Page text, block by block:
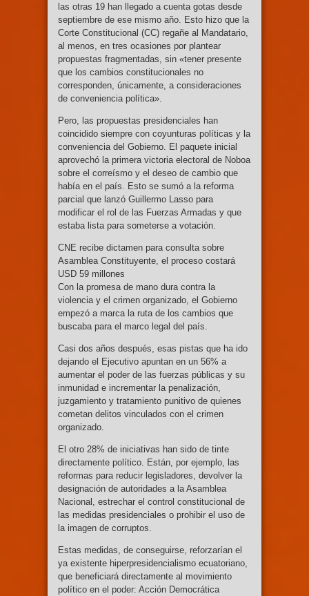
las otras 19 han llegado a cuenta gotas desde
septiembre de ese mismo año. Esto hizo que la
Corte Constitucional (CC) regañe al Mandatario,
al menos, en tres ocasiones por plantear
propuestas fragmentadas, sin «tener presente
que los cambios constitucionales no
corresponden, únicamente, a consideraciones
de conveniencia política».
Pero, las propuestas presidenciales han
coincidido siempre con coyunturas políticas y la
conveniencia del Gobierno. El paquete inicial
aprovechó la primera victoria electoral de Noboa
sobre el correísmo y el deseo de cambio que
había en el país. Esto se sumó a la reforma
parcial que lanzó Guillermo Lasso para
modificar el rol de las Fuerzas Armadas y que
estaba lista para someterse a votación.
CNE recibe dictamen para consulta sobre
Asamblea Constituyente, el proceso costará
USD 59 millones
Con la promesa de mano dura contra la
violencia y el crimen organizado, el Gobierno
empezó a marca la ruta de los cambios que
buscaba para el marco legal del país.
Casi dos años después, esas pistas que ha ido
dejando el Ejecutivo apuntan en un 56% a
aumentar el poder de las fuerzas públicas y su
inmunidad e incrementar la penalización,
juzgamiento y tratamiento punitivo de quienes
cometan delitos vinculados con el crimen
organizado.
El otro 28% de iniciativas han sido de tinte
directamente político. Están, por ejemplo, las
reformas para reducir legisladores, devolver la
designación de autoridades a la Asamblea
Nacional, estrechar el control constitucional de
las medidas presidenciales o prohibir el uso de
la imagen de corruptos.
Estas medidas, de conseguirse, reforzarían el
ya existente hiperpresidencialismo ecuatoriano,
que beneficiará directamente al movimiento
político en el poder: Acción Democrática